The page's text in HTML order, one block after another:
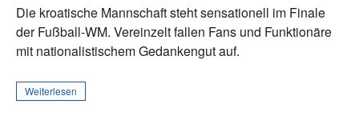
Die kroatische Mannschaft steht sensationell im Finale
der Fußball-WM. Vereinzelt fallen Fans und Funktionäre
mit nationalistischem Gedankengut auf.
Weiterlesen